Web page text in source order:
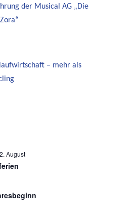
der Musical AG „Die
– mehr als
August